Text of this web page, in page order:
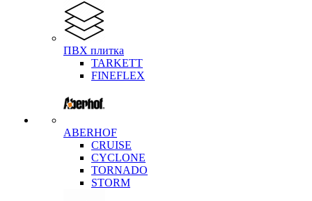
ПВХ плитка
TARKETT
FINEFLEX
ABERHOF
CRUISE
CYCLONE
TORNADO
STORM